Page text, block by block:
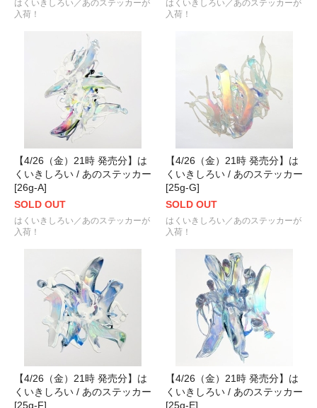
はくいきしろい／あのステッカーが
入荷！
はくいきしろい／あのステッカーが
入荷！
【4/26（金）21時 発売分】は
くいきしろい / あのステッカー
[26g-A]
SOLD OUT
はくいきしろい／あのステッカーが
入荷！
【4/26（金）21時 発売分】は
くいきしろい / あのステッカー
[25g-G]
SOLD OUT
はくいきしろい／あのステッカーが
入荷！
【4/26（金）21時 発売分】は
くいきしろい / あのステッカー
[25g-F]
【4/26（金）21時 発売分】は
くいきしろい / あのステッカー
[25g-E]